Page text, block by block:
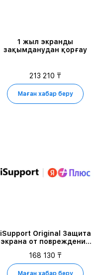
1 жыл экранды
зақымданудан қорғау
213 210 ₸
Маған хабар беру
iSupport Original Защита
экрана от повреждений
168 130 ₸
Маған хабар беру